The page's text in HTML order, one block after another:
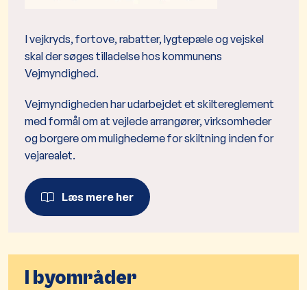
I vejkryds, fortove, rabatter, lygtepæle og vejskel
skal der søges tilladelse hos kommunens
Vejmyndighed.
Vejmyndigheden har udarbejdet et skiltereglement
medformål om at vejlede arrangører, virksomheder
og borgere om mulighederne for skiltning inden for
vejarealet.
Læs mere her
I byområder